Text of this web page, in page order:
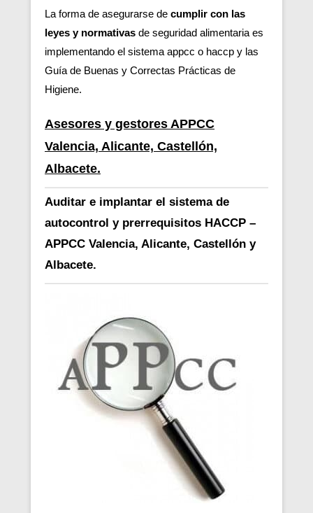
La forma de asegurarse de cumplir con las
leyes y normativas de seguridad alimentaria es
implementando el sistema appcc o haccp y las
Guía de Buenas y Correctas Prácticas de
Higiene.
Asesores y gestores APPCC
Valencia, Alicante, Castellón,
Albacete.
Auditar e implantar el sistema de
autocontrol y prerrequisitos HACCP –
APPCC Valencia, Alicante, Castellón y
Albacete.